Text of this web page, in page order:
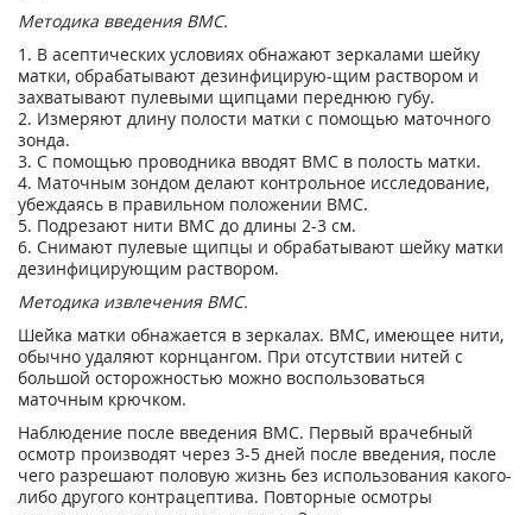
Методика введения ВМС.
1. В асептических условиях обнажают зеркалами шейку
матки, обрабатывают дезинфицирую-щим раствором и
захватывают пулевыми щипцами переднюю губу.
2. Измеряют длину полости матки с помощью маточного
зонда.
3. С помощью проводника вводят ВМС в полость матки.
4. Маточным зондом делают контрольное исследование,
убеждаясь в правильном положении ВМС.
5. Подрезают нити ВМС до длины 2-3 см.
6. Снимают пулевые щипцы и обрабатывают шейку матки
дезинфицирующим раствором.
Методика извлечения ВМС.
Шейка матки обнажается в зеркалах. ВМС, имеющее нити,
обычно удаляют корнцангом. При отсутствии нитей с
большой осторожностью можно воспользоваться
маточным крючком.
Наблюдение после введения ВМС. Первый врачебный
осмотр производят через 3-5 дней после введения, после
чего разрешают половую жизнь без использования какого-
либо другого контрацептива. Повторные осмотры